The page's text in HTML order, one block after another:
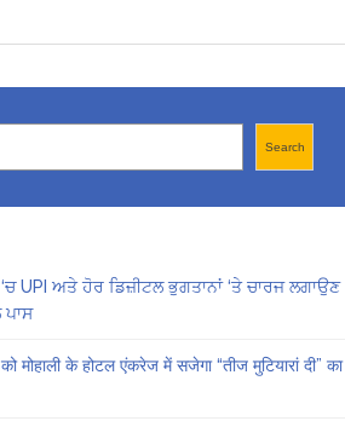
Search
UPI ਅਤੇ ਹੋਰ ਡਿਜ਼ੀਟਲ ਭੁਗਤਾਨਾਂ ‘ਤੇ ਚਾਰਜ ਲਗਾਉਣ
मोहाली के होटल एंकरेज में सजेगा “तीज मुटियारां दी” का